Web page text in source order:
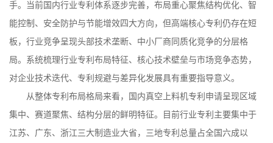
手。当前国内行业专利体系逐步完善，布局重心聚焦结构优化、智
能控制、安全防护与节能增效四大方向，但高端核心专利仍存在短
板，行业竞争呈现头部技术垄断、中小厂商同质化竞争的分层格
局。系统梳理行业专利布局特征、核心技术壁垒与市场竞争态势，
对企业技术迭代、专利规避与差异化发展具有重要指导意义。
从整体专利布局格局来看，国内真空上料机专利申请呈现区域
集中、赛道聚焦、结构分层的鲜明特征。目前行业专利主要集中于
江苏、广东、浙江三大制造业大省，三地专利总量占全国六成以